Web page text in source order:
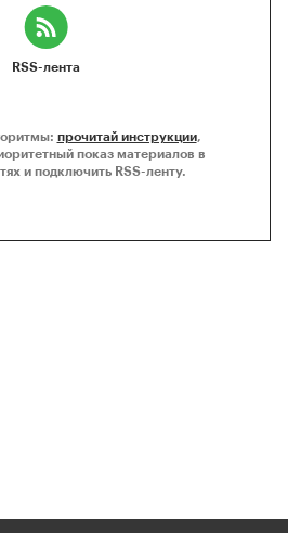
RSS-лента
прочитай инструкции,
показ материалов в
и подключить RSS-ленту.